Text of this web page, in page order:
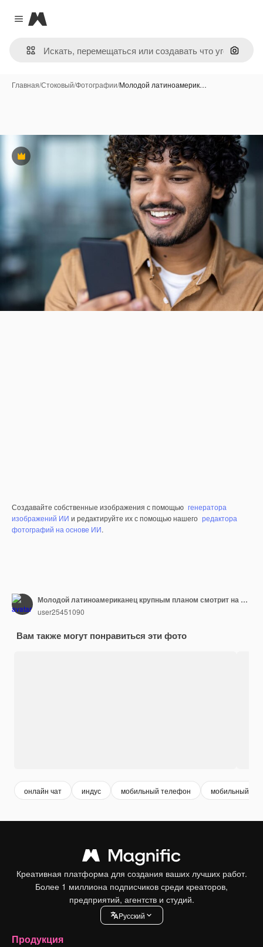
Close menu
Magnific
Поиск
Главная/Стоковый/Фотографии/Молодой латиноамерик…
Премиум
Создавайте собственные изображения с помощью генератора
изображений ИИ и редактируйте их с помощью нашего редактора
фотографий на основе ИИ.
Молодой латиноамериканец крупным планом смотрит на экран телефона мужчина за ужином читает онлайн-новости со смартфона
user25451090
Вам также могут понравиться эти фото
онлайн чат индус мобильный телефон мобильный
Креативная платформа для создания ваших лучших работ.
Более 1 миллиона подписчиков среди креаторов,
предприятий, агентств и студий.
Pусский
Продукция